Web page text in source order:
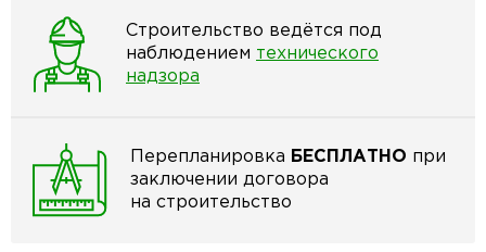
Строительство ведётся под
наблюдением технического
надзора
Перепланировка БЕСПЛАТНО при
заключении договора
на строительство